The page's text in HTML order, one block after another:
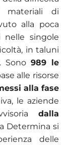
materiali di
alla poca
nelle singole
in taluni
Sono 989 le
alle risorse
alla fase
le aziende
dalla
Determina si
delle